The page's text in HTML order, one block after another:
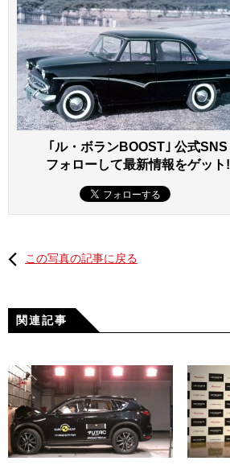
｢ル・ボランBOOST｣ 公式SNS
フォローして最新情報をゲット!
この写真の記事に戻る
関連記事